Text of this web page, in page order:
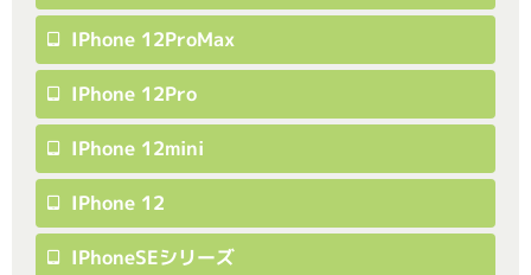
IPhone 12ProMax
IPhone 12Pro
IPhone 12mini
IPhone 12
IPhoneSEシリーズ